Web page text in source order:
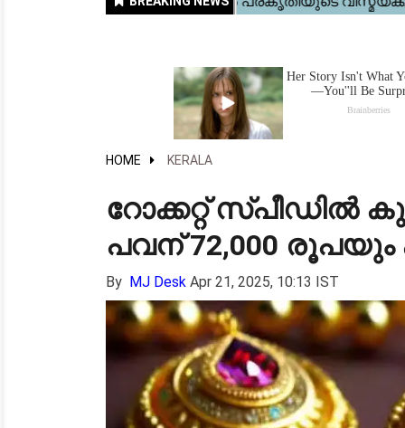
HOME KERALA
റോക്കറ്റ് സ്പീഡിൽ
പവന് 72,000 രൂപയും
By MJ Desk Apr 21, 2025, 10:13 IST